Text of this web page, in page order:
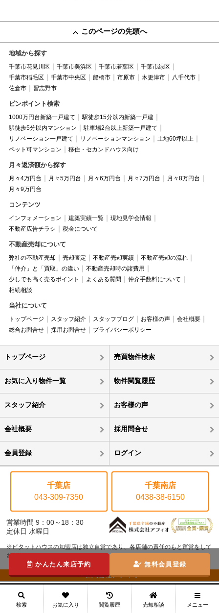
このページの先頭へ
地域から探す
千葉市花見川区 千葉市美浜区 千葉市若葉区
千葉市緑区
千葉市稲毛区
千葉市中央区 船橋市 市原市 木更津市
八千代市
佐倉市
習志野市
ピンポイント検索
1000万円台新築一戸建て
駅徒歩15分以内新築一戸建
駅徒歩5分以内マンション
駐車場2台以上新築一戸建て
リノベーション一戸建て
リノベーションマンション
土地60坪以上
ペット可マンション
移住・セカンドハウス向け
月々返済額から探す
月々4万円台 月々5万円台 月々6万円台 月々7万円台
月々8万円台
月々9万円台
コンテンツ
インフォメーション 建築実績一覧
現地見学会情報
不動産広告チラシ
税金について
不動産売却について
弊社の不動産売却 売却査定 不動産売却実績
不動産売却の流れ
「仲介」と「買取」の違い
不動産売却時の諸費用
少しでも高く売るポイント
よくある質問
仲介手数料について
相続相談
当社について
トップページ スタッフ紹介 スタッフブログ お客様の声
会社概要
総合お問合せ
採用お問合せ プライバシーポリシー
トップページ 売買物件検索
お気に入り物件一覧 物件閲覧履歴
スタッフ紹介 お客様の声
会社概要 採用問合せ
会員登録 ログイン
千葉店
043-309-7350
千葉南店
0438-38-6150
営業時間 9：00～18：30
定休日 水曜日
※ピタットハウスの加盟店は独立自営であり、各店舗の責任のもと運営をして
おります。
©株式会社アフィオ
かんたん来店予約 無料会員登録
検索 お気に入り 閲覧履歴 売却相談 メニュー